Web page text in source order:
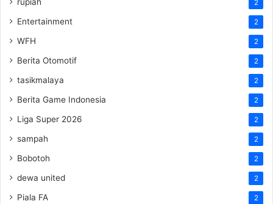
rupiah 2
Entertainment 2
WFH 2
Berita Otomotif 2
tasikmalaya 2
Berita Game Indonesia 2
Liga Super 2026 2
sampah 2
Bobotoh 2
dewa united 2
Piala FA 2